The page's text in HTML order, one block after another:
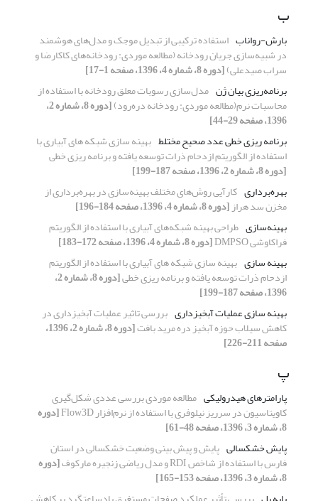
ب
بارش-رواناب استفاده ترکیبی از تبدیل موجک و مدل‌های هوشمند
در شبیه‌سازی جریان رودخانه (مطالعه موردی: رودخانه‌های کاکارضا و
سراب صیدعلی)[دوره 8، شماره 4، 1396، صفحه 1-17]
برنامه‌ریزی بیان ژن مدل‌سازی رسوبات معلق رودخانه با استفاده از
محاسبات نرم(مطالعه موردی: رودخانه دره‌رود) [دوره 8، شماره 2،
1396، صفحه 29-44]
برنامه ریزی خطی عدد صحیح مختلط بهینه سازی شبکه های آبیاری با
استفاده از الگوریتم ازدحام ذرات توسعه یافته و برنامه ریزی خطی
[دوره 8، شماره 2، 1396، صفحه 187-199]
بهره‌برداری کارآیی روش‌های مختلف بهینه‌سازی در بهره‌برداری از
مخزن سد هراز[دوره 8، شماره 4، 1396، صفحه 184-196]
بهینه‌سازی طراحی بهینه شبکه‌های آبیاری با استفاده از الگوریتم
فراکاوشی DMPSO
[دوره 8، شماره 4، 1396، صفحه 172-183]
بهینه سازی بهینه سازی شبکه های آبیاری با استفاده از الگوریتم
ازدحام ذرات توسعه یافته و برنامه ریزی خطی [دوره 8، شماره 2،
1396، صفحه 187-199]
بهینه سازی عملیات آبخیزداری بررسی تاثیر عملیات آبخیزداری در
کاهش سیلاب حوزه آبخیز دره مرید بافت [دوره 8، شماره 2، 1396،
صفحه 211-226]
پ
پارامترهای هیدرولیکی مطالعه موردی بررسی عددی شکل‌گیری
کاویتاسیون در سرریز نیلوفری با استفاده از نرم‌افزار Flow3D [دوره
8، شماره 3، 1396، صفحه 48-61]
پایش خشکسالی پایش و پیش بینی وضعیت خشکسالی در استان
فارس با استفاده از شاخص RDI و مدل ریاضی زنجیره مارکوف [دوره
8، شماره 3، 1396، صفحه 153-165]